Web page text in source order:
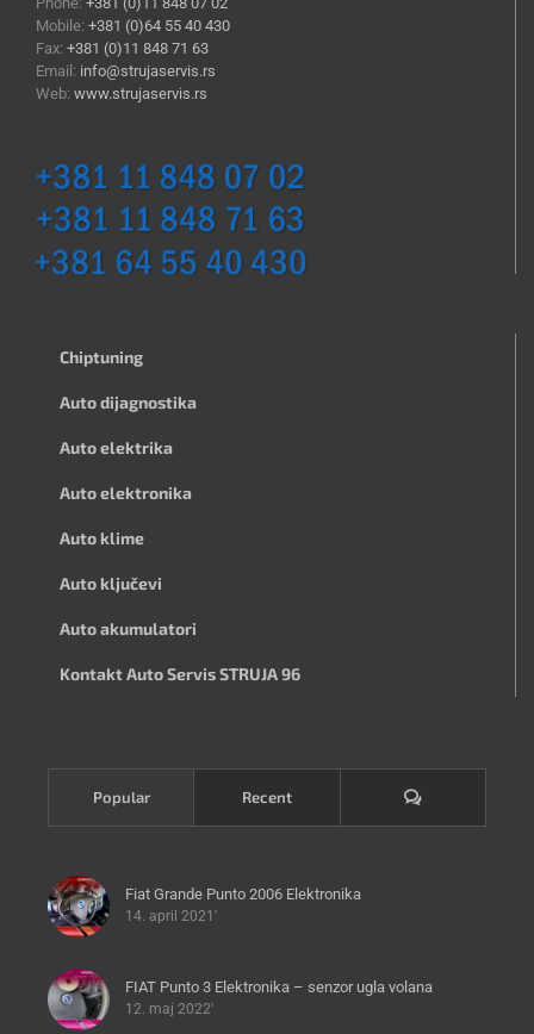
Mobile: +381 (0)64 55 40 430
Fax: +381 (0)11 848 71 63
Email: info@strujaservis.rs
Web: www.strujaservis.rs
Chiptuning
Auto dijagnostika
Auto elektrika
Auto elektronika
Auto klime
Auto ključevi
Auto akumulatori
Kontakt Auto Servis STRUJA 96
Popular Recent Komentari
Fiat Grande Punto 2006 Elektronika
14. april 2021'
FIAT Punto 3 Elektronika – senzor ugla volana
12. maj 2022'